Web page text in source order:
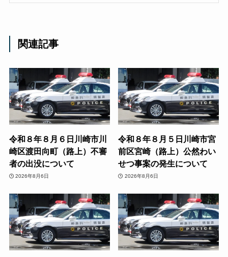
関連記事
令和８年８月６日川崎市川
崎区渡田向町（路上）不審
者の出没について
2026年8月6日
令和８年８月５日川崎市宮
前区宮崎（路上）公然わい
せつ事案の発生について
2026年8月6日